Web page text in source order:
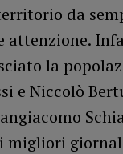
da
la
e Niccolò
migliori